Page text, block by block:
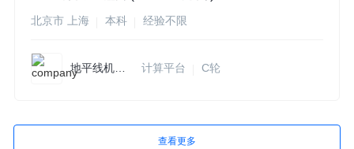
北京市 上海 本科 经验不限
地平线机器人 计算平台 C轮
查看更多